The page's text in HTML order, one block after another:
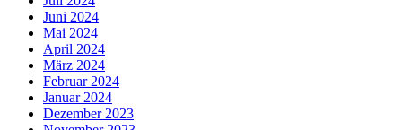
Juni 2024
Mai 2024
April 2024
März 2024
Februar 2024
Januar 2024
Dezember 2023